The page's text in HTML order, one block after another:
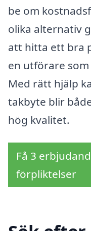
be om
olika alternativ
att hitta ett bra
en utförare
Med rätt hjälp
takbyte blir
hög kvalitet.
Få 3
förpliktelser